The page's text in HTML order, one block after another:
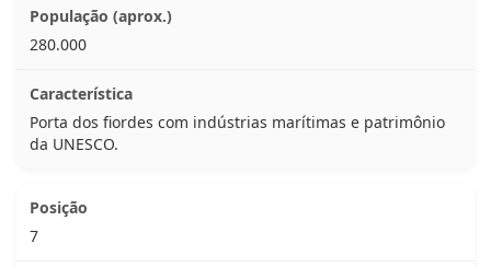
280.000
Porta dos fiordes com indústrias marítimas e patrimônio
da UNESCO.
7